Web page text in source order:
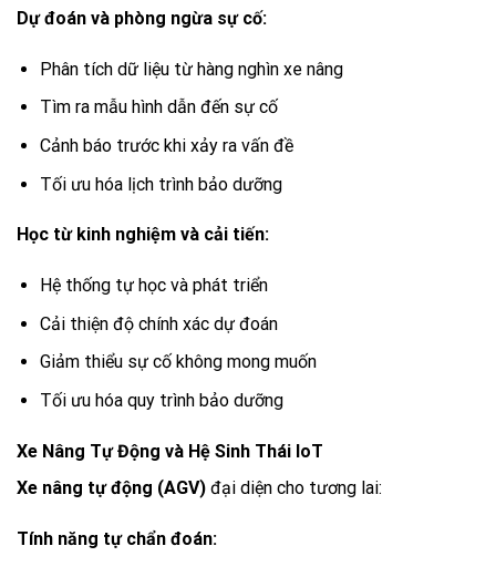
Dự đoán và phòng ngừa sự cố:
Phân tích dữ liệu từ hàng nghìn xe nâng
Tìm ra mẫu hình dẫn đến sự cố
Cảnh báo trước khi xảy ra vấn đề
Tối ưu hóa lịch trình bảo dưỡng
Học từ kinh nghiệm và cải tiến:
Hệ thống tự học và phát triển
Cải thiện độ chính xác dự đoán
Giảm thiểu sự cố không mong muốn
Tối ưu hóa quy trình bảo dưỡng
Xe Nâng Tự Động và Hệ Sinh Thái IoT
Xe nâng tự động (AGV) đại diện cho tương lai:
Tính năng tự chẩn đoán: